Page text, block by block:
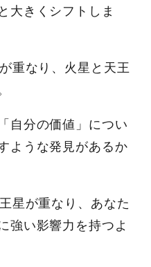
大きくシフトしま
重なり、火星と天王
自分の価値」につい
ような発見があるか
星が重なり、あなた
強い影響力を持つよ